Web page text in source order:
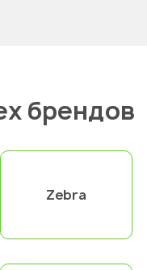
брендов
Zebra